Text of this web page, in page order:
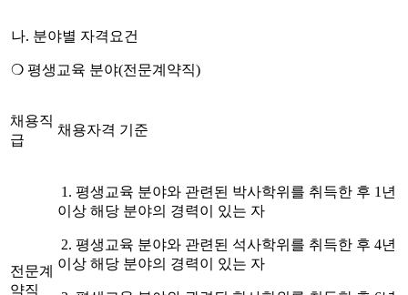
나. 분야별 자격요건
❍ 평생교육 분야(전문계약직)
채용직
급
채용자격 기준
전문계
약직
1. 평생교육 분야와 관련된 박사학위를 취득한 후 1 년
이상 해당 분야의 경력이 있는 자
2. 평생교육 분야와 관련된 석사학위를 취득한 후 4년
이상 해당 분야의 경력이 있는 자